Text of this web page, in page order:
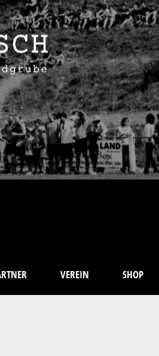
VEREIN SHOP